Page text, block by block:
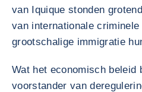
van Iquique stonden
van internationale
grootschalige immigratie
Wat het economisch beleid
voorstander van